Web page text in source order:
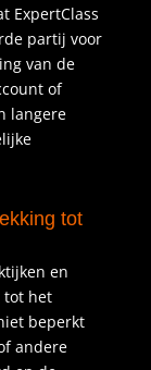
ExpertClass
partij voor
van de
of
langere
tot
en
tot het
beperkt
andere